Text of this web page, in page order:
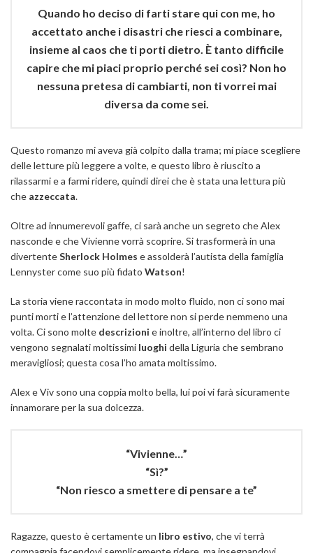
Quando ho deciso di farti stare qui con me, ho
accettato anche i disastri che riesci a combinare,
insieme al caos che ti porti dietro. È tanto difficile
capire che mi piaci proprio perché sei così? Non ho
nessuna pretesa di cambiarti, non ti vorrei mai
diversa da come sei.
Questo romanzo mi aveva già colpito dalla trama; mi piace scegliere
delle letture più leggere a volte, e questo libro è riuscito a
rilassarmi e a farmi ridere, quindi direi che è stata una lettura più
che azzeccata.
Oltre ad innumerevoli gaffe, ci sarà anche un segreto che Alex
nasconde e che Vivienne vorrà scoprire. Si trasformerà in una
divertenteSherlock Holmes e assolderà l’autista della famiglia
Lennyster come suo più fidato Watson!
La storia viene raccontata in modo molto fluido, non ci sono mai
punti morti e l’attenzione del lettore non si perde nemmeno una
volta. Ci sono molte descrizioni e inoltre, all’interno del libro ci
vengono segnalati moltissimi luoghi della Liguria che sembrano
meravigliosi; questa cosa l’ho amata moltissimo.
Alex e Viv sono una coppia molto bella, lui poi vi farà sicuramente
innamorare per la sua dolcezza.
“Vivienne…”
“Sì?”
“Non riesco a smettere di pensare a te”
Ragazze, questo è certamente un libro estivo, che vi terrà